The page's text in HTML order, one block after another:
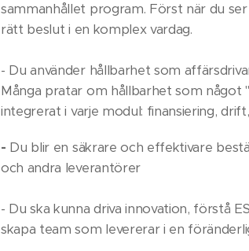
sammanhållet program. Först när du
rätt beslut i en komplex vardag.
- Du använder hållbarhet som
Många pratar om hållbarhet som något
integrerat i varje modul: finansiering,
- Du blir en säkrare och effektivare
och andra leverantörer
- Du ska kunna driva innovation, förstå
skapa team som levererar i en